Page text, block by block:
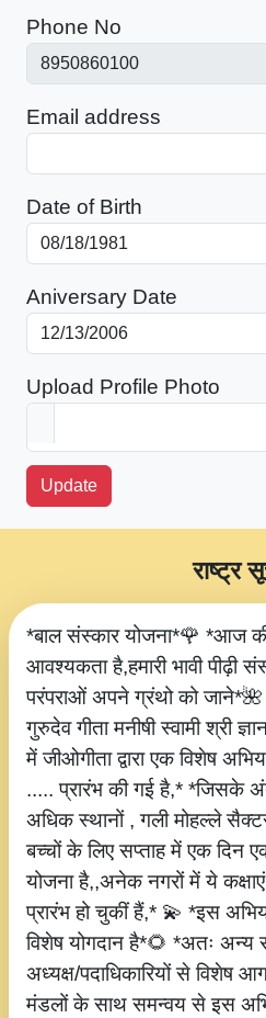
Phone No
Email address
Date of Birth
Aniversary Date
Upload Profile Photo
Update
*बाल संस्कार योजना*🌹 *आज
आवश्यकता है,हमारी भावी पीढ़ी
परंपराओं अपने ग्रंथो को
गुरुदेव गीता मनीषी स्वामी श्री
में जीओगीता द्वारा एक विशेष
..... प्रारंभ की गई है,* *जिसके
अधिक स्थानों , गली मोहल्ले
बच्चों के लिए सप्ताह में एक दिन
योजना है,,अनेक नगरों में ये
प्रारंभ हो चुकीं हैं,* 💫 *इस
विशेष योगदान है*🌻 *अतः अन्य
अध्यक्ष/पदाधिकारियों से विशेष
मंडलों के साथ समन्वय से इस
राष्ट्र